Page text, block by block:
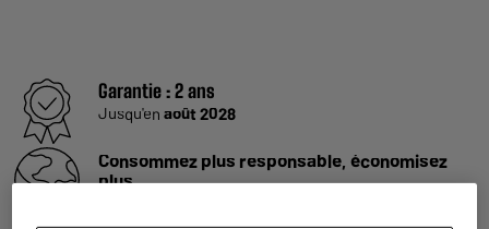
Garantie :2 ans
Jusqu'en août 2028
Consommez plus responsable, économisez
plus
par produit vendu d'ici 2030.En savoir +